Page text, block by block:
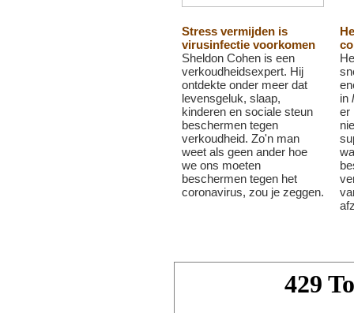
Stress vermijden is
virusinfectie voorkomen
Sheldon Cohen is een
verkoudheidsexpert. Hij
ontdekte onder meer dat
levensgeluk, slaap,
kinderen en sociale steun
beschermen tegen
verkoudheid. Zo'n man
weet als geen ander hoe
we ons moeten
beschermen tegen het
coronavirus, zou je zeggen.
in
er